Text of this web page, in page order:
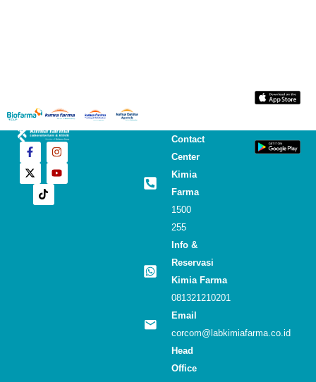
Contact
Center
Kimia
Farma
1500
255
Info &
Reservasi
Kimia Farma
081321210201
Email
corcom@labkimiafarma.co.id
Head
Office